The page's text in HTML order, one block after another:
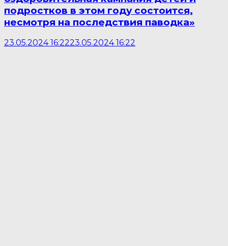
подростков в этом году состоится,
несмотря на последствия паводка»
23.05.2024 16:2223.05.2024 16:22